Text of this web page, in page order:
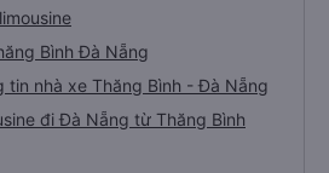
Bình Đà Nẵng
tin nhà xe Thăng Bình - Đà Nẵng
đi Đà Nẵng từ Thăng Bình